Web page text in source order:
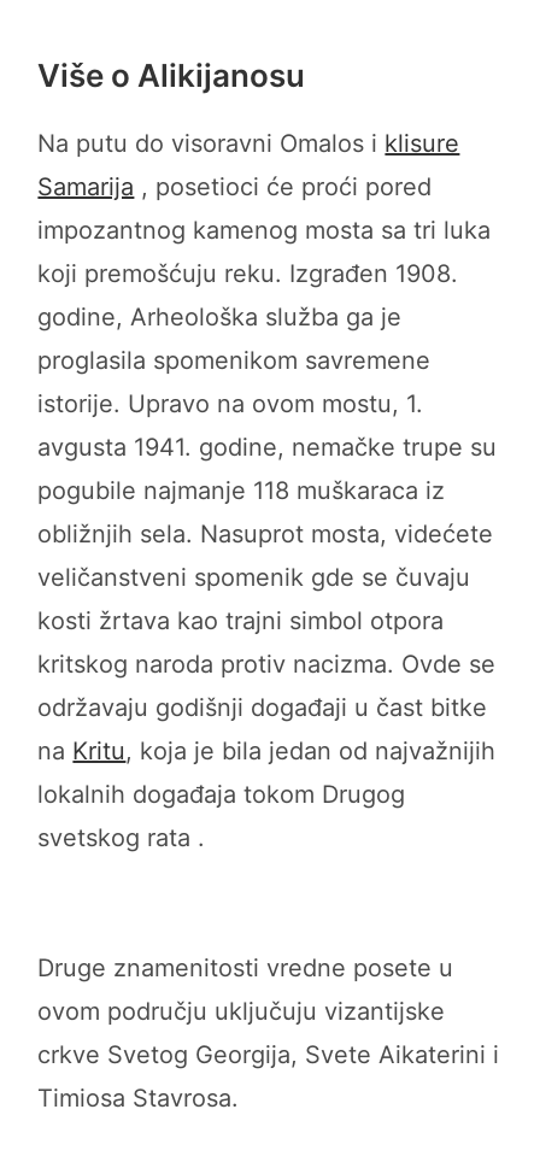
Više o Alikijanosu
Na putu do visoravni Omalos i klisure
Samarija , posetioci će proći pored
impozantnog kamenog mosta sa tri luka
koji premošćuju reku. Izgrađen 1908.
godine, Arheološka služba ga je
proglasila spomenikom savremene
istorije. Upravo na ovom mostu, 1.
avgusta 1941. godine, nemačke trupe su
pogubile najmanje 118 muškaraca iz
obližnjih sela. Nasuprot mosta, videćete
veličanstveni spomenik gde se čuvaju
kosti žrtava kao trajni simbol otpora
kritskog naroda protiv nacizma. Ovde se
održavaju godišnji događaji u čast bitke
na Kritu, koja je bila jedan od najvažnijih
lokalnih događaja tokom Drugog
svetskog rata .
Druge znamenitosti vredne posete u
ovom području uključuju vizantijske
crkve Svetog Georgija, Svete Aikaterini i
Timiosa Stavrosa.